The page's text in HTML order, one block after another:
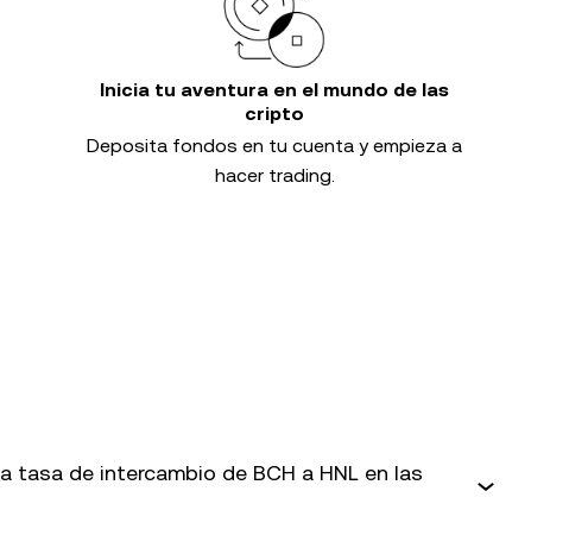
Inicia tu aventura en el mundo de las
cripto
Deposita fondos en tu cuenta y empieza a
hacer trading.
tasa de intercambio de BCH a HNL en las